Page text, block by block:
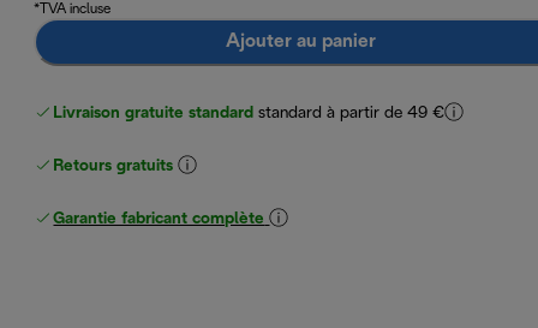
*TVA incluse
Ajouter au panier
Livraison gratuite standard standard à partir de 49 €
Retours gratuits
Garantie fabricant complète